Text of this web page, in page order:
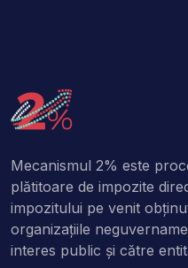
Mecanismul 2% este
plătitoare de impozite
impozitului pe venit
organizaţiile
interes public şi către